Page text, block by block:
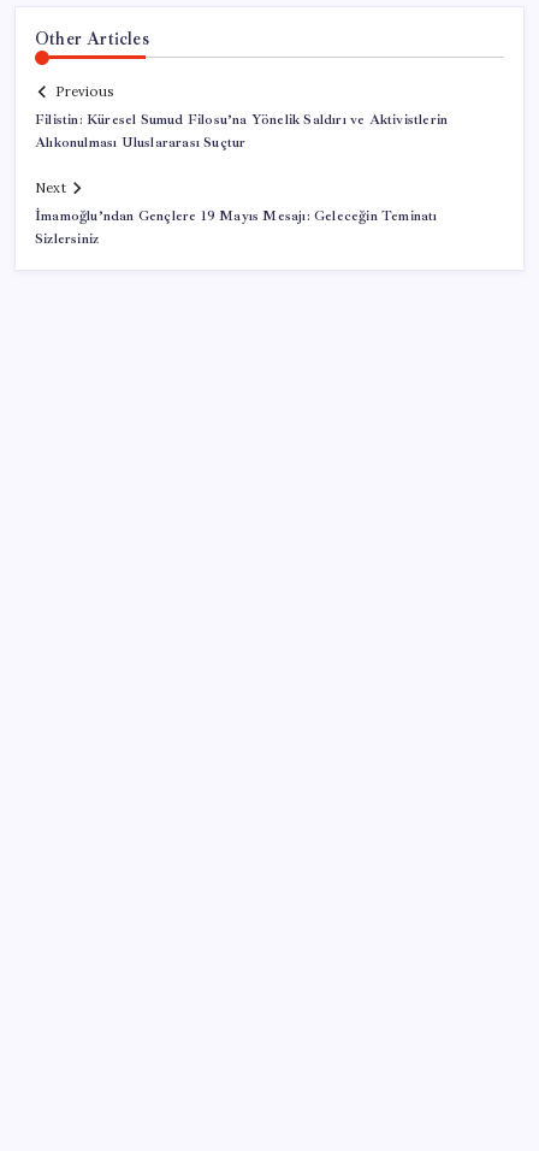
Other Articles
Previous
Filistin: Küresel Sumud Filosu’na Yönelik Saldırı ve Aktivistlerin
Alıkonulması Uluslararası Suçtur
Next
İmamoğlu’ndan Gençlere 19 Mayıs Mesajı: Geleceğin Teminatı
Sizlersiniz